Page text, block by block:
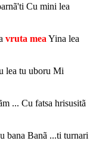
Cu mini lea
vruta mea Yina lea
lea tu uboru Mi
... Cu fatsa hrisusitã
bana Banã ...ti turnari